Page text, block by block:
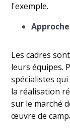
l'exemple.
Les cadres
leurs équipes.
spécialistes
la réalisation
sur le marché
œuvre de